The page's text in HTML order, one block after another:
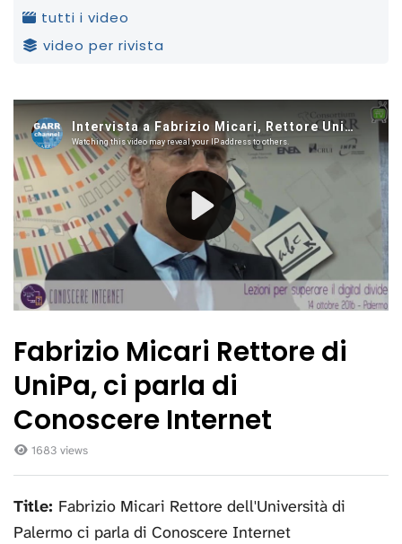
tutti i video
video per rivista
Fabrizio Micari Rettore di
UniPa, ci parla di
Conoscere Internet
1683 views
Title: Fabrizio Micari Rettore dell'Università di
Palermo ci parla di Conoscere Internet